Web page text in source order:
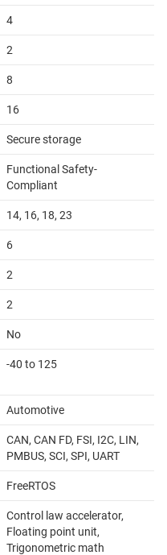
4
2
8
16
Secure storage
Functional Safety-
Compliant
14, 16, 18, 23
6
2
2
No
-40 to 125
Automotive
CAN, CAN FD, FSI, I2C, LIN,
PMBUS, SCI, SPI, UART
FreeRTOS
Control law accelerator,
Floating point unit,
Trigonometric math